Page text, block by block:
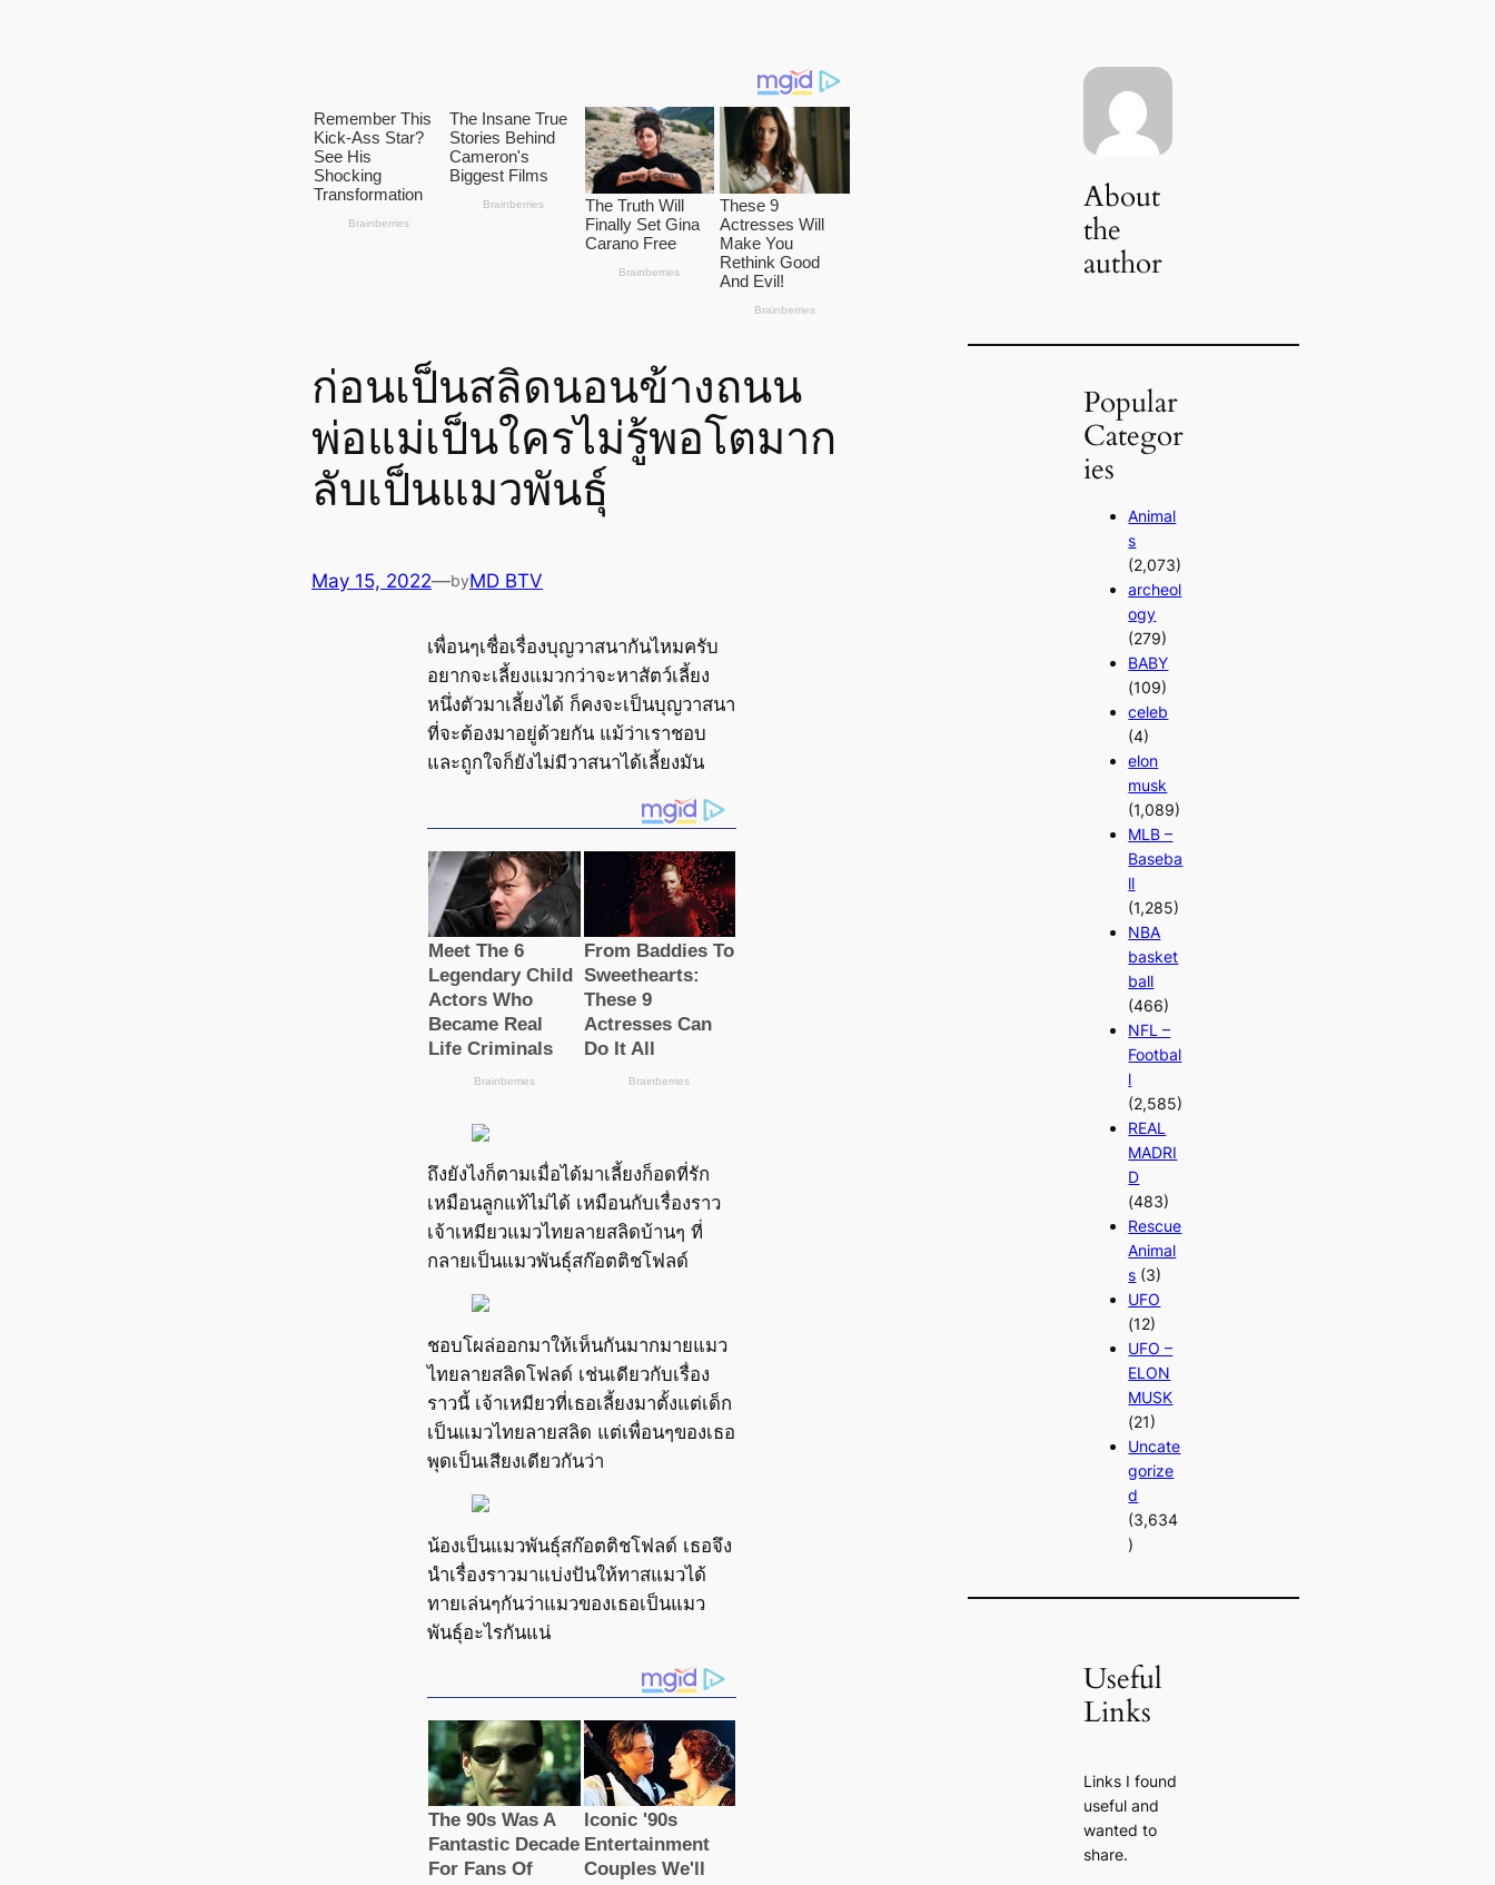
ก่อนเป็นสลิดนอนข้างถนน
พ่อแม่เป็นใครไม่รู้พอโตมาก
ลับเป็นแมวพันธุ์
May 15, 2022—byMD BTV
เพื่อนๆเชื่อเรื่องบุญวาสนากันไหมครับ
อยากจะเลี้ยงแมวกว่าจะหาสัตว์เลี้ยง
หนึ่งตัวมาเลี้ยงได้ ก็คงจะเป็นบุญวาสนา
ที่จะต้องมาอยู่ด้วยกัน แม้ว่าเราชอบ
และถูกใจก็ยังไม่มีวาสนาได้เลี้ยงมัน
ถึงยังไงก็ตามเมื่อได้มาเลี้ยงก็อดที่รัก
เหมือนลูกแท้ไม่ได้ เหมือนกับเรื่องราว
เจ้าเหมียวแมวไทยลายสลิดบ้านๆ ที่
กลายเป็นแมวพันธุ์สก๊อตติชโฟลด์
ชอบโผล่ออกมาให้เห็นกันมากมายแมว
ไทยลายสลิดโฟลด์ เช่นเดียวกับเรื่อง
ราวนี้ เจ้าเหมียวที่เธอเลี้ยงมาตั้งแต่เด็ก
เป็นแมวไทยลายสลิด แต่เพื่อนๆของเธอ
พุดเป็นเสียงเดียวกันว่า
น้องเป็นแมวพันธุ์สก๊อตติชโฟลด์ เธอจึง
นำเรื่องราวมาแบ่งปันให้ทาสแมวได้
ทายเล่นๆกันว่าแมวของเธอเป็นแมว
พันธุ์อะไรกันแน่
About
the
author
Popular
Categor
ies
Animal
s
(2,073)
archeol
ogy
(279)
BABY
(109)
celeb
(4)
elon
musk
(1,089)
MLB –
Baseba
ll
(1,285)
NBA
basket
ball
(466)
NFL –
Footbal
l
(2,585)
REAL
MADRI
D
(483)
Rescue
Animal
s (3)
UFO
(12)
UFO –
ELON
MUSK
(21)
Uncate
gorize
d
(3,634
)
Useful
Links
Links I found
useful and
wanted to
share.